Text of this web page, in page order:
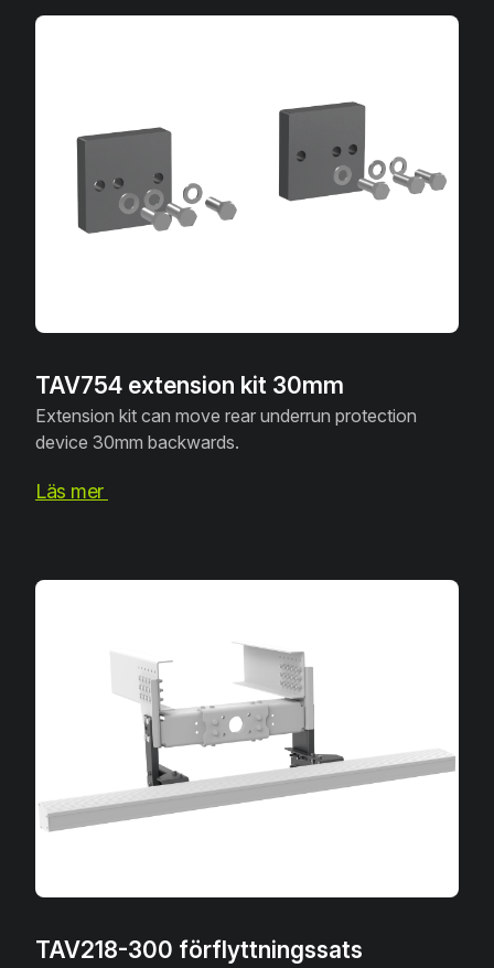
TAV754 extension kit 30mm
Extension kit can move rear underrun protection
device 30mm backwards.
Läs mer
TAV218-300 förflyttningssats